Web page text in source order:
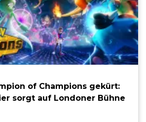
of Champions gekürt:
sorgt auf Londoner Bühne